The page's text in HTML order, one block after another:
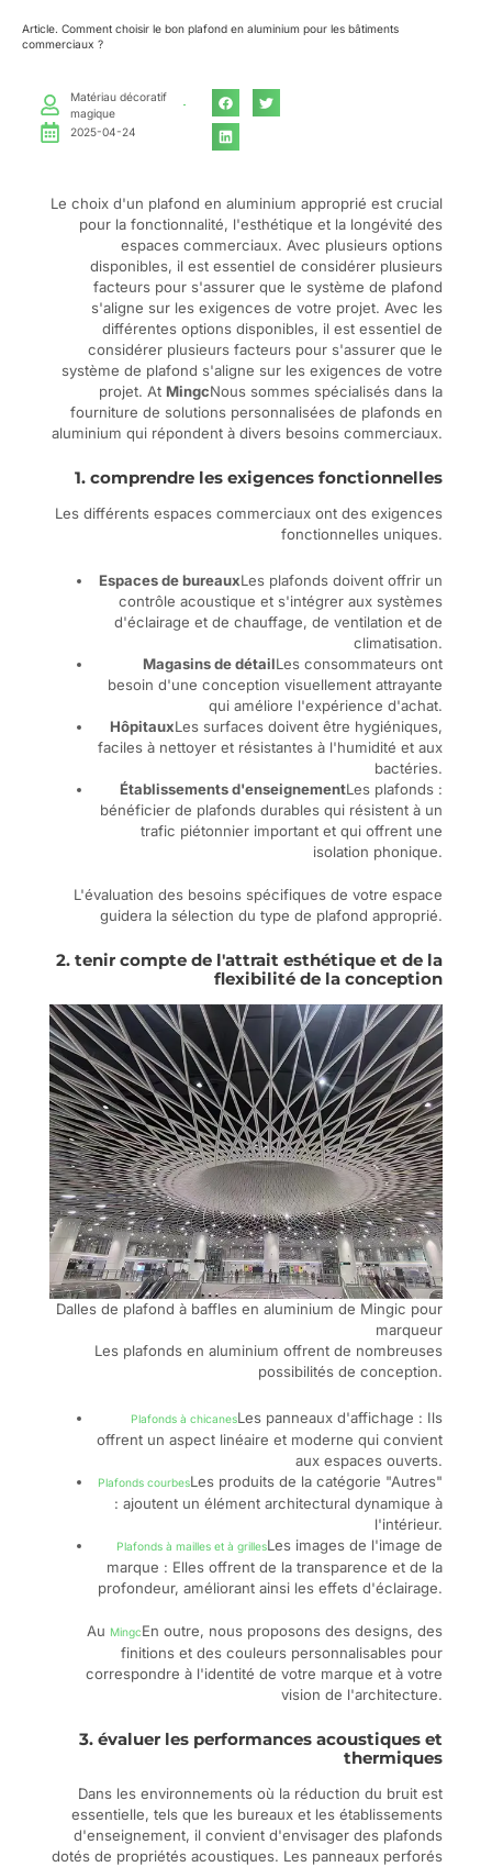
Article. Comment choisir le bon plafond en aluminium pour les bâtiments
commerciaux ?
Matériau décoratif
magique
2025-04-24
Le choix d'un plafond en aluminium approprié est crucial
pour la fonctionnalité, l'esthétique et la longévité des
espaces commerciaux. Avec plusieurs options
disponibles, il est essentiel de considérer plusieurs
facteurs pour s'assurer que le système de plafond
s'aligne sur les exigences de votre projet. Avec les
différentes options disponibles, il est essentiel de
considérer plusieurs facteurs pour s'assurer que le
système de plafond s'aligne sur les exigences de votre
projet. At MingcNous sommes spécialisés dans la
fourniture de solutions personnalisées de plafonds en
aluminium qui répondent à divers besoins commerciaux.
1. comprendre les exigences fonctionnelles
Les différents espaces commerciaux ont des exigences
fonctionnelles uniques.
Espaces de bureauxLes plafonds doivent offrir un
contrôle acoustique et s'intégrer aux systèmes
d'éclairage et de chauffage, de ventilation et de
climatisation.
Magasins de détailLes consommateurs ont
besoin d'une conception visuellement attrayante
qui améliore l'expérience d'achat.
HôpitauxLes surfaces doivent être hygiéniques,
faciles à nettoyer et résistantes à l'humidité et aux
bactéries.
Établissements d'enseignementLes plafonds :
bénéficier de plafonds durables qui résistent à un
trafic piétonnier important et qui offrent une
isolation phonique.
L'évaluation des besoins spécifiques de votre espace
guidera la sélection du type de plafond approprié.
2. tenir compte de l'attrait esthétique et de la
flexibilité de la conception
Dalles de plafond à baffles en aluminium de Mingic pour
marqueur
Les plafonds en aluminium offrent de nombreuses
possibilités de conception.
Plafonds à chicanesLes panneaux d'affichage : Ils
offrent un aspect linéaire et moderne qui convient
aux espaces ouverts.
Plafonds courbesLes produits de la catégorie "Autres"
: ajoutent un élément architectural dynamique à
l'intérieur.
Plafonds à mailles et à grillesLes images de l'image de
marque : Elles offrent de la transparence et de la
profondeur, améliorant ainsi les effets d'éclairage.
Au MingcEn outre, nous proposons des designs, des
finitions et des couleurs personnalisables pour
correspondre à l'identité de votre marque et à votre
vision de l'architecture.
3. évaluer les performances acoustiques et
thermiques
Dans les environnements où la réduction du bruit est
essentielle, tels que les bureaux et les établissements
d'enseignement, il convient d'envisager des plafonds
dotés de propriétés acoustiques. Les panneaux perforés